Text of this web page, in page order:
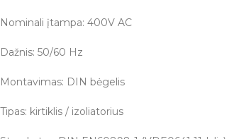
Nominali įtampa: 400V AC
Dažnis: 50/60 Hz
Montavimas: DIN bėgelis
Tipas: kirtiklis / izoliatorius